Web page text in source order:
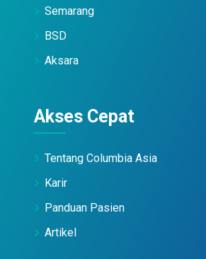
Semarang
BSD
Aksara
Akses Cepat
Tentang Columbia Asia
Karir
Panduan Pasien
Artikel